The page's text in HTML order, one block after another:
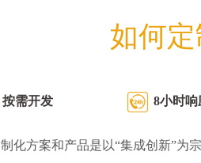
如何
按需开发 8小时响
化方案和产品是以“集成创新”为